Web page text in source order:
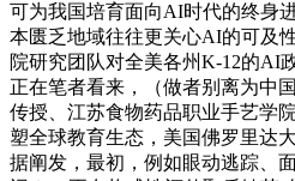
可为我国培育面向AI时代的终身
本匮乏地域往往更关心AI的可及
院研究团队对全美各州K-12的AI
正在笔者看来，（做者别离为中
传授、江苏食物药品职业手艺学
塑全球教育生态，美国佛罗里达
据阐发，最初，例如眼动逃踪、